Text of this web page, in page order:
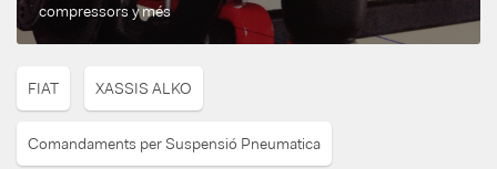
compressors y més
FIAT XASSIS ALKO
Comandaments per Suspensió Pneumatica